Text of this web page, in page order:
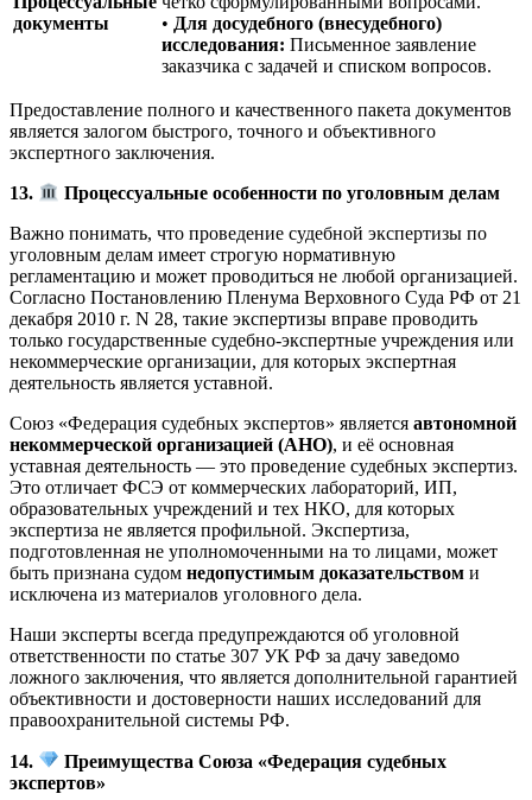
документы
• Для досудебного (внесудебного)
исследования: Письменное заявление
заказчика с задачей и списком вопросов.
Предоставление полного и качественного пакета документов
является залогом быстрого, точного и объективного
экспертного заключения.
13.
Процессуальные особенности по уголовным делам
Важно понимать, что проведение судебной экспертизы по
уголовным делам имеет строгую нормативную
регламентацию и может проводиться не любой организацией.
Согласно Постановлению Пленума Верховного Суда РФ от 21
декабря 2010 г. N 28, такие экспертизы вправе проводить
только государственные судебно-экспертные учреждения или
некоммерческие организации, для которых экспертная
деятельность является уставной.
Союз «Федерация судебных экспертов» является автономной
некоммерческой организацией (АНО), и её основная
уставная деятельность — это проведение судебных экспертиз.
Это отличает ФСЭ от коммерческих лабораторий, ИП,
образовательных учреждений и тех НКО, для которых
экспертиза не является профильной. Экспертиза,
подготовленная не уполномоченными на то лицами, может
быть признана судом недопустимым доказательством и
исключена из материалов уголовного дела.
Наши эксперты всегда предупреждаются об уголовной
ответственности по статье 307 УК РФ за дачу заведомо
ложного заключения, что является дополнительной гарантией
объективности и достоверности наших исследований для
правоохранительной системы РФ.
14.
Преимущества Союза «Федерация судебных
экспертов»